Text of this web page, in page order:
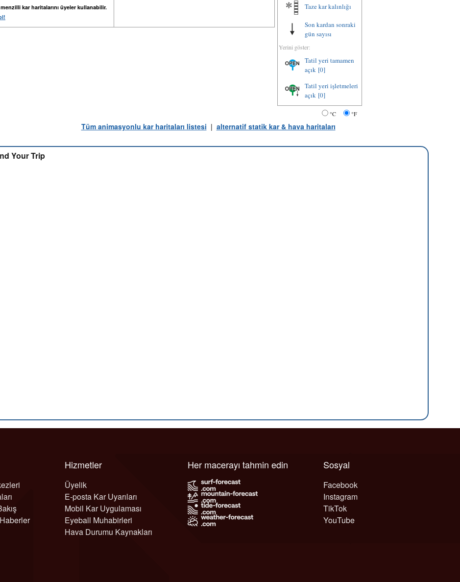
kar haritalarını üyeler kullanabilir.
Taze kar kalınlığı
Son kardan sonraki
gün sayısı
Yerini göster:
Tatil yeri tamamen
açık [0]
Tatil yeri işletmeleri
açık [0]
°C °F
Tüm animasyonlu kar haritaları listesi | alternatif statik kar & hava haritaları
Your Trip
Hizmetler
Üyelik
E-posta Kar Uyarıları
Mobil Kar Uygulaması
Eyeball Muhabirleri
Hava Durumu Kaynakları
Sosyal
Facebook
Instagram
TikTok
YouTube
Her macerayı tahmin edin